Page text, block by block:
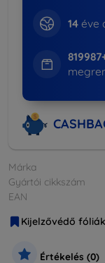
14éve
Márka
Gyártói cikkszám
EAN
Kijelzővédő fóliák
Értékelés (0)